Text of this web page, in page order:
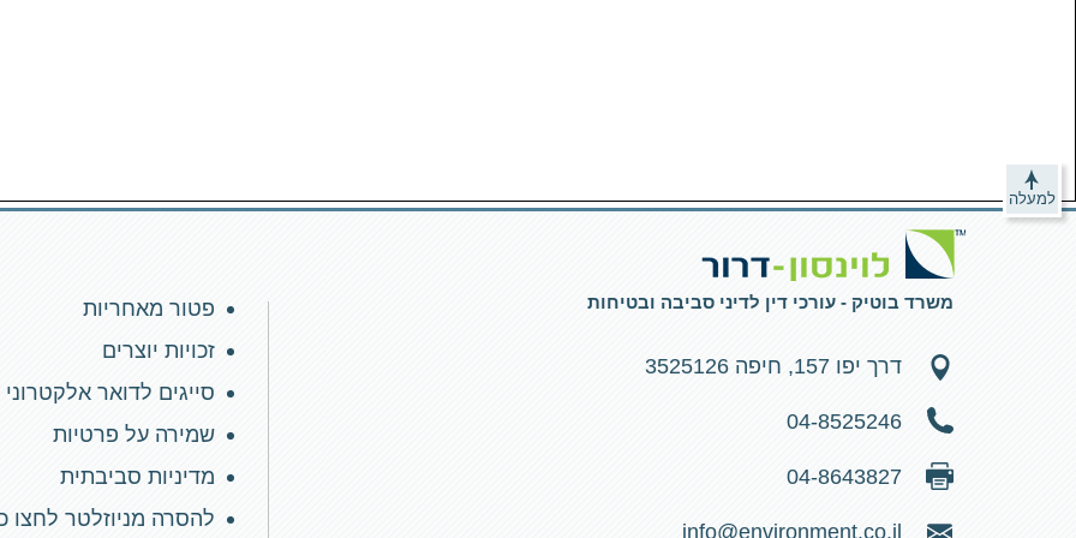
למעלה
משרד בוטיק - עורכי דין לדיני סביבה ובטיחות
דרך יפו 157, חיפה 3525126
04-8525246
04-8643827
info@environment.co.il
פטור מאחריות
זכויות יוצרים
סייגים לדואר אלקטרוני
שמירה על פרטיות
מדיניות סביבתית
להסרה מניוזלטר לחצו